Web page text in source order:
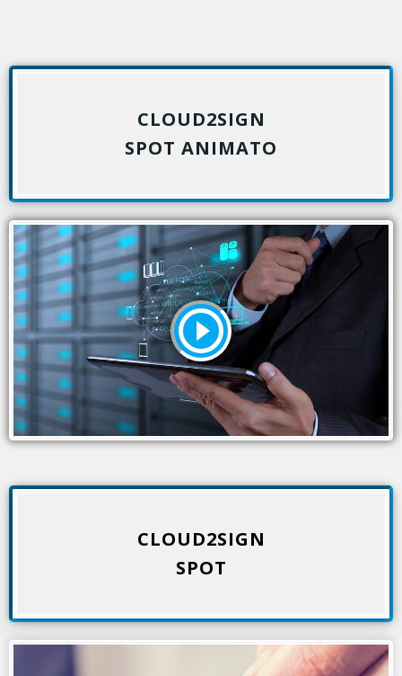
CLOUD2SIGN
SPOT ANIMATO
Cloud2Sign
per tutti i tipi di firma
CLOUD2SIGN
SPOT
Per firmare
tutti i tuoi documenti